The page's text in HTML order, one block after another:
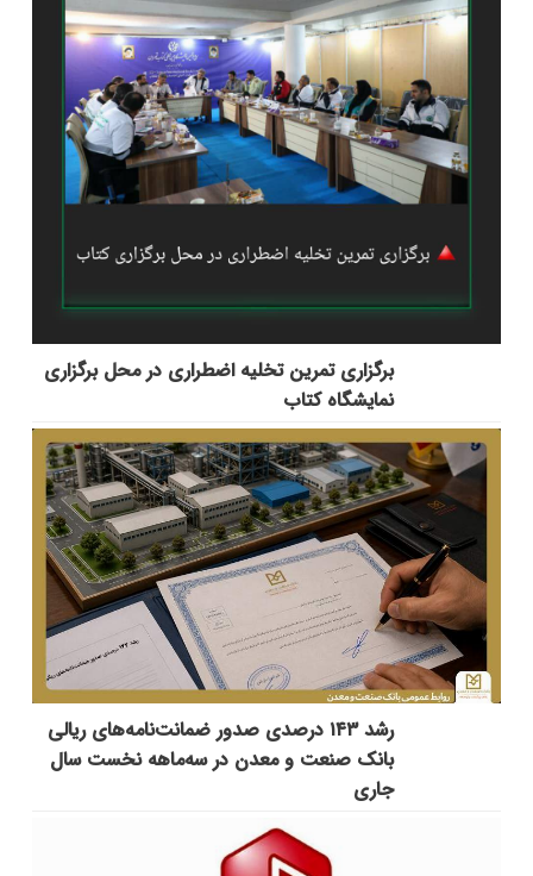
برگزاری تمرین تخلیه اضطراری در محل برگزاری
نمایشگاه کتاب
رشد ۱۴۳ درصدی صدور ضمانت‌نامه‌های ریالی
بانک صنعت و معدن در سه‌ماهه نخست سال
جاری